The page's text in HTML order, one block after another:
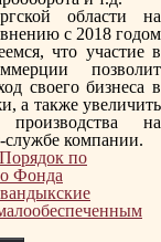
области на
с 2018 годом
что участие в
позволит
своего бизнеса в
а также увеличить
производства на
компании.
по
Фонда